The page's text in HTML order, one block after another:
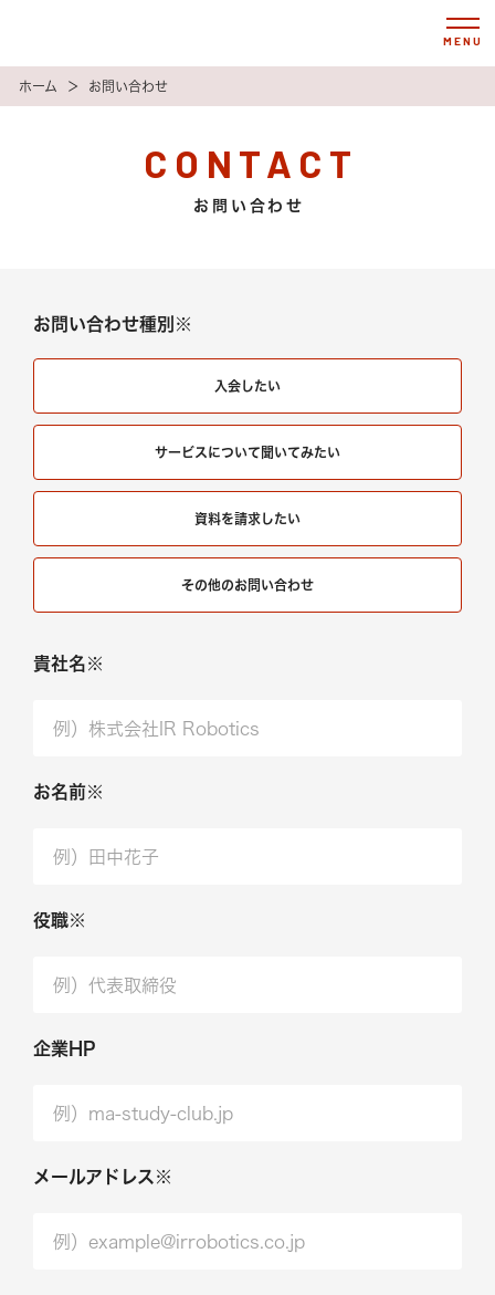
MENU
ホーム ＞ お問い合わせ
CONTACT
お問い合わせ
お問い合わせ種別※
入会したい
サービスについて聞いてみたい
資料を請求したい
その他のお問い合わせ
貴社名※
お名前※
役職※
企業HP
メールアドレス※